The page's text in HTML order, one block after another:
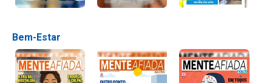
Bem-Estar